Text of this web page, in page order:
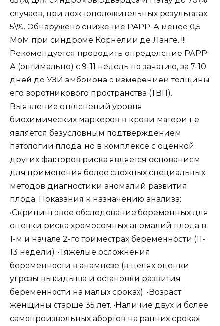
случаев, при ложноположительных результатах
5\%. Обнаружено снижение РАРР-А менее 0,5
МоМ при синдроме Корнелии де Ланге. !!!
Рекомендуется проводить определение РАРР-
А (оптимально) с 9-11 недель по зачатию, за 7-10
дней до УЗИ эмбриона с измерением толщины
его воротникового пространства (ТВП).
Выявление отклонений уровня
биохимических маркеров в крови матери не
является безусловным подтверждением
патологии плода, но в комплексе с оценкой
других факторов риска является основанием
для применения более сложных специальных
методов диагностики аномалий развития
плода. Показания к назначению анализа:
•Скрининговое обследование беременных для
оценки риска хромосомных аномалий плода в
1-м и начале 2-го триместрах беременности (11-
13 недели). •Тяжелые осложнения
беременности в анамнезе (в целях оценки
угрозы выкидыша и остановки развития
беременности на малых сроках). •Возраст
женщины старше 35 лет. •Наличие двух и более
самопроизвольных абортов на ранних сроках